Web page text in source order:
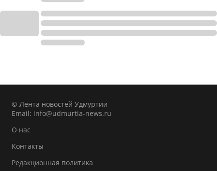
© Лента новостей Удмуртии
Email: info@udmurtia-news.ru
О нас
Контакты
Редакционная политика